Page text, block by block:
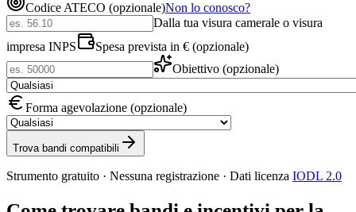
Codice ATECO (opzionale)Non lo conosco?
Dalla tua visura camerale o visura
impresa INPS
Spesa prevista in € (opzionale)
Obiettivo (opzionale)
Forma agevolazione (opzionale)
Trova bandi compatibili
Strumento gratuito · Nessuna registrazione · Dati licenza IODL 2.0